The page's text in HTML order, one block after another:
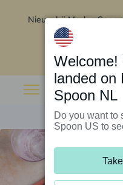
Nieuw bij Marley
Welcome!
landed on
Spoon NL
Do you want to
Spoon US to